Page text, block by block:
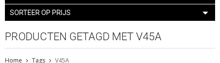
SORTEER OP PRIJS
PRODUCTEN GETAGD MET V45A
Home Tags V45A